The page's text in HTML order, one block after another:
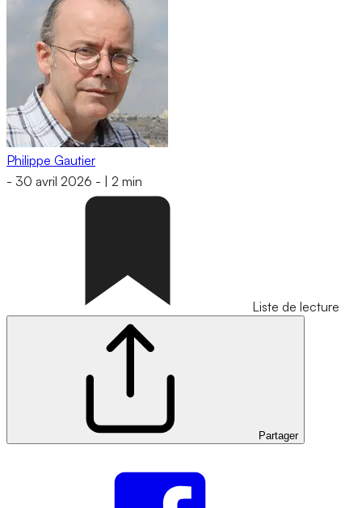
Philippe Gautier
- 30 avril 2026 - 2 min
Liste de lecture
Partager